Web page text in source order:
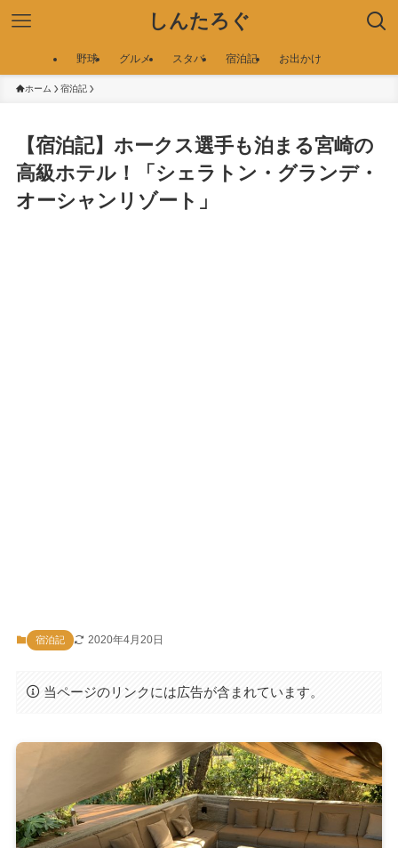
しんたろぐ
野球 グルメ スタバ 宿泊記 お出かけ
ホーム 宿泊記
【宿泊記】ホークス選手も泊まる宮崎の
高級ホテル！「シェラトン・グランデ・
オーシャンリゾート」
宿泊記 2020年4月20日
当ページのリンクには広告が含まれています。